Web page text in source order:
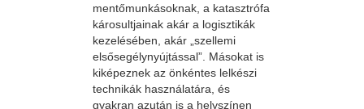
mentőmunkásoknak, a katasztrófa
károsultjainak akár a logisztikák
kezelésében, akár „szellemi
elsősegélynyújtással”. Másokat is
kiképeznek az önkéntes lelkészi
technikák használatára, és
gyakran azután is a helyszínen